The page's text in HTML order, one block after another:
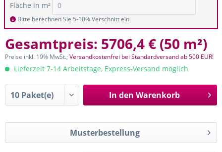
Fläche in m²
Bitte berechnen Sie 5-10% Verschnitt ein.
Gesamtpreis: 5706,4 € (50 m²)
Preise inkl. 19% MwSt.;Versandkostenfrei bei Standardversand ab 500 EUR!
Lieferzeit 7-14 Arbeitstage, Express-Versand möglich
In den Warenkorb
Musterbestellung